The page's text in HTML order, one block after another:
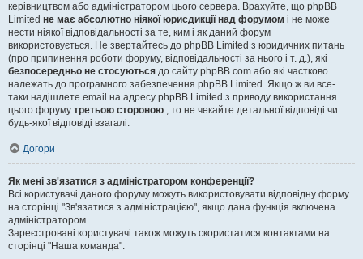
керівництвом або адміністратором цього сервера. Врахуйте, що phpBB
Limited не має абсолютно ніякої юрисдикції над форумом і не може
нести ніякої відповідальності за те, ким і як даний форум
використовується. Не звертайтесь до phpBB Limited з юридичних питань
(про припинення роботи форуму, відповідальності за нього і т. д.), які
безпосередньо не стосуються до сайту phpBB.com або які частково
належать до програмного забезпечення phpBB Limited. Якщо ж ви все-
таки надішлете email на адресу phpBB Limited з приводу використання
цього форуму третьою стороною , то не чекайте детальної відповіді чи
будь-якої відповіді взагалі.
Догори
Як мені зв'язатися з адміністратором конференції?
Всі користувачі даного форуму можуть використовувати відповідну форму
на сторінці "Зв'язатися з адміністрацією", якщо дана функція включена
адміністратором.
Зареєстровані користувачі також можуть скористатися контактами на
сторінці "Наша команда".